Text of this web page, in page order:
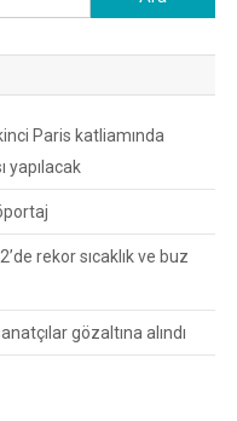
Paris katliamında
yapılacak
rekor sıcaklık ve buz
gözaltına alındı